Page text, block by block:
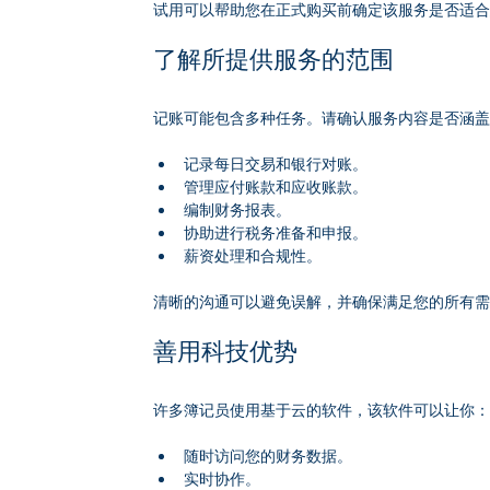
试用可以帮助您在正式购买前确定该服务是否适合
了解所提供服务的范围
记账可能包含多种任务。请确认服务内容是否涵盖
记录每日交易和银行对账。
管理应付账款和应收账款。
编制财务报表。
协助进行税务准备和申报。
薪资处理和合规性。
清晰的沟通可以避免误解，并确保满足您的所有需
善用科技优势
许多簿记员使用基于云的软件，该软件可以让你：
随时访问您的财务数据。
实时协作。